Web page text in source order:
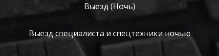
Выезд (Ночь)
Выезд специалиста и спецтехники ночью